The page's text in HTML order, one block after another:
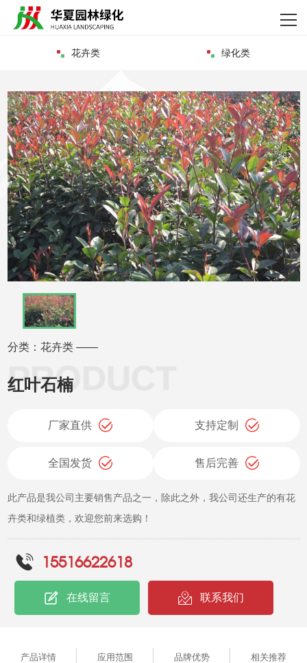
网站首页
新闻资讯
资质荣誉
客户案例
企业实力
联系我们
花卉类 绿化类
分类：花卉类 ——
红叶石楠
厂家直供 支持定制
全国发货 售后完善
此产品是我公司主要销售产品之一，除此之外，我公司还生产的有花
卉类和绿植类，欢迎您前来选购！
15516622618
在线留言 联系我们
产品详情 应用范围 品牌优势 相关推荐